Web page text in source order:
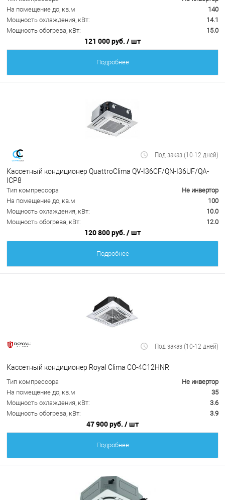
На помещение до, кв.м
140
Мощность охлаждения, кВт:
14.1
Мощность обогрева, кВт:
15.0
121 000 руб. / шт
Подробнее
Под заказ (10-12 дней)
Кассетный кондиционер QuattroClima QV-I36CF/QN-I36UF/QA-
ICP8
Тип компрессора
Не инвертор
На помещение до, кв.м
100
Мощность охлаждения, кВт:
10.0
Мощность обогрева, кВт:
12.0
120 800 руб. / шт
Подробнее
Под заказ (10-12 дней)
Кассетный кондиционер Royal Clima CO-4C12HNR
Тип компрессора
Не инвертор
На помещение до, кв.м
35
Мощность охлаждения, кВт:
3.6
Мощность обогрева, кВт:
3.9
47 900 руб. / шт
Подробнее